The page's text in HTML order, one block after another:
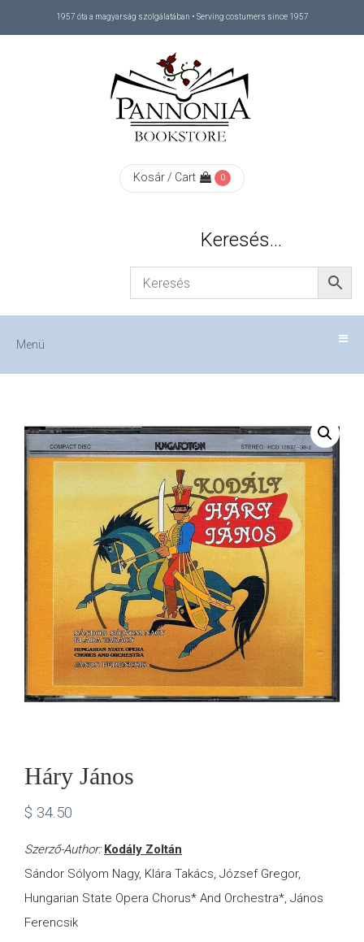
1957 óta a magyarság szolgálatában • Serving costumers since 1957
Kosár / Cart 0
Keresés…
Menü
SHOP
KAPCSOLAT
CONTACT
US
Háry János
$ 34.50
Szerző-Author: Kodály Zoltán
Sándor Sólyom Nagy, Klára Takács, József Gregor,
Hungarian State Opera Chorus* And Orchestra*, János
Ferencsik